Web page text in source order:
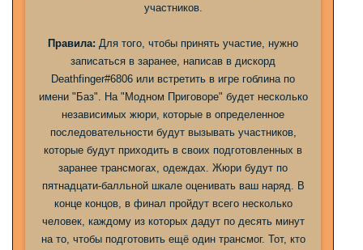
участников.
Правила: Для того, чтобы принять участие, нужно
записаться в заранее, написав в дискорд
Deathfinger#6806 или встретить в игре гоблина по
имени "Баз". На "Модном Приговоре" будет несколько
независимых жюри, которые в определенное
последовательности будут вызывать участников,
которые будут приходить в своих подготовленных в
заранее трансмогах, одеждах. Жюри будут по
пятнадцати-балльной шкале оценивать ваш наряд. В
конце концов, в финал пройдут всего несколько
человек, каждому из которых дадут по десять минут
на то, чтобы подготовить ещё один трансмог. Тот, кто